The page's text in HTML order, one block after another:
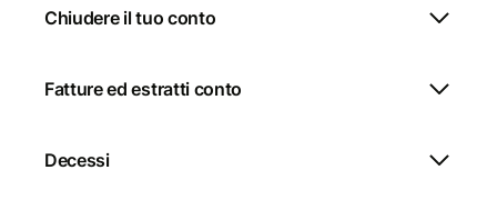
Chiudere il tuo conto
Fatture ed estratti conto
Decessi